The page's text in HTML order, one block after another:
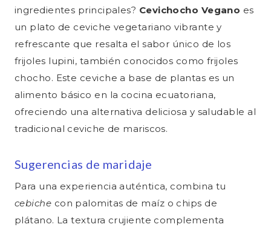
ingredientes principales? Cevichocho Vegano es
un plato de ceviche vegetariano vibrante y
refrescante que resalta el sabor único de los
frijoles lupini, también conocidos como frijoles
chocho. Este ceviche a base de plantas es un
alimento básico en la cocina ecuatoriana,
ofreciendo una alternativa deliciosa y saludable al
tradicional ceviche de mariscos.
Sugerencias de maridaje
Para una experiencia auténtica, combina tu
cebiche con palomitas de maíz o chips de
plátano. La textura crujiente complementa